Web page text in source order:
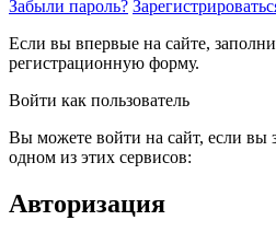
Забыли пароль?
Если вы впервые на сайте,
регистрационную форму.
Войти как пользователь
Вы можете войти на сайт, если вы
одном из этих сервисов:
Авторизация